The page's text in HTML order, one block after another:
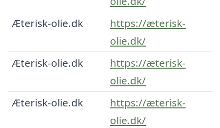
Æterisk-olie.dk
https://æterisk-
olie.dk/
Æterisk-olie.dk
https://æterisk-
olie.dk/
Æterisk-olie.dk
https://æterisk-
olie.dk/